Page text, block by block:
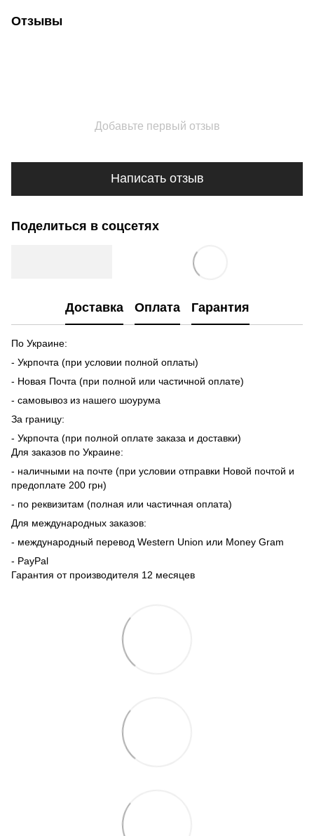
Отзывы
Добавьте первый отзыв
Написать отзыв
Поделиться в соцсетях
Доставка Оплата Гарантия
По Украине:
- Укрпочта (при условии полной оплаты)
- Новая Почта (при полной или частичной оплате)
- самовывоз из нашего шоурума
За границу:
- Укрпочта (при полной оплате заказа и доставки)
Для заказов по Украине:
- наличными на почте (при условии отправки Новой почтой и
предоплате 200 грн)
- по реквизитам (полная или частичная оплата)
Для международных заказов:
- международный перевод Western Union или Money Gram
- PayPal
Гарантия от производителя 12 месяцев